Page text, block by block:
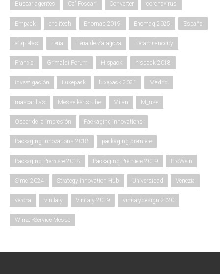
Buscar agentes Ca' Foscari Converter coronavirus
Empack enolitech Enomaq 2019 Enomaq 2025 España
etiquetas Feria Feria de Zaragoza Fieramilanocity
Francia Grimaldi Forum Hispack hispack 2018
investigación Luxepack luxepack 2021 Madrid
mascarillas Messe karlsruhe Milan M_use
Oscar de la Impresión Packaging Innovations
Packaging Innovations 2018 packaging premiere
Packaging Premiere 2018 Packaging Premiere 2019 ProWein
Simei 2024 Strategy Innovation Hub Universidad Venezia
verona vinitaly Vinitaly 2019 vinitalydesign 2020
Winzer-Service Messe